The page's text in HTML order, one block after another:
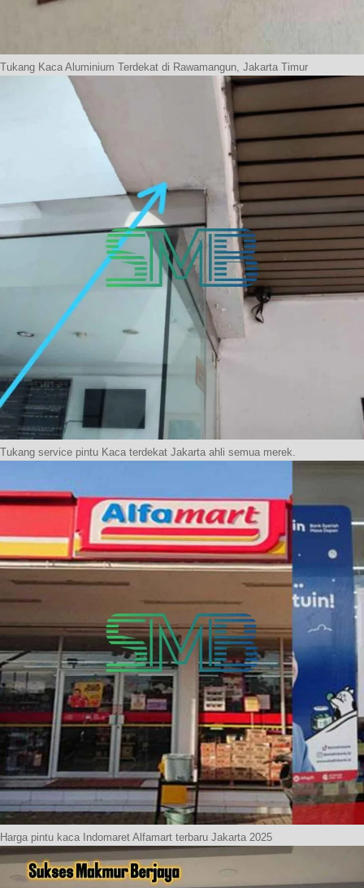
Tukang Kaca Aluminium Terdekat di Rawamangun, Jakarta Timur
Tukang service pintu Kaca terdekat Jakarta ahli semua merek.
Harga pintu kaca Indomaret Alfamart terbaru Jakarta 2025